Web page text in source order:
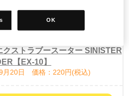
ストラブースーター SINISTER
【EX-10】
月20日 価格：220円(税込)
OK